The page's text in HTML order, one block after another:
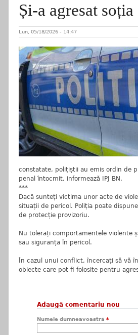
Și-a agresat
Lun, 05/18/2026 - 14:47
constatate, polițiștii au emis ordin de
penal întocmit, informează IPJ BN.
***
Dacă sunteți victima unor acte de
situații de pericol. Poliția poate
de protecție provizoriu.
Nu tolerați comportamentele violente
sau siguranța în pericol.
În cazul unui conflict, încercați să vă
obiecte care pot fi folosite pentru
Adaugă comentariu nou
Numele dumneavoastră *